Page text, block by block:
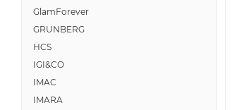
GlamForever
GRUNBERG
HCS
IGI&CO
IMAC
IMARA